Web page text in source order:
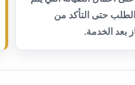
الطلب حتى التأكد من
بعد الخدمة.